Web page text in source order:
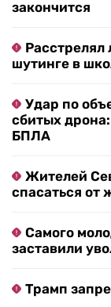
закончится
Расстрелял
шутинге в
Удар по
сбитых
БПЛА
Жителей
спасаться от
Самого
заставили
Трамп